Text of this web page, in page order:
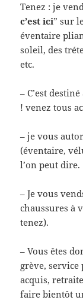
Tenez : je
c’est ici” sur
éventaire
soleil, des
etc.
– C’est
! venez tous
– je vous
(éventaire,
l’on peut dire.
– Je vous
chaussures à
tenez).
– Vous êtes
grève, service
acquis,
faire bientôt